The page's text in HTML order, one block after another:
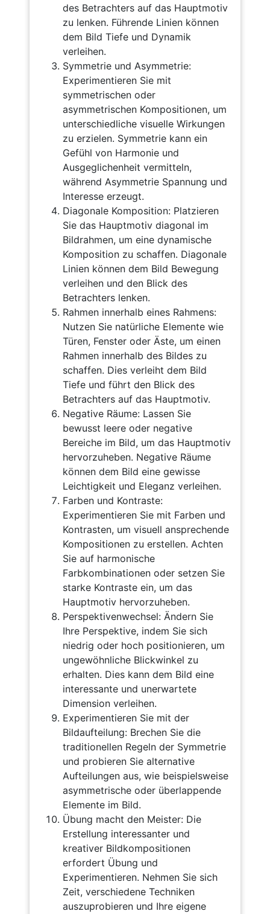
des Betrachters auf das Hauptmotiv
zu lenken. Führende Linien können
dem Bild Tiefe und Dynamik
verleihen.
Symmetrie und Asymmetrie:
Experimentieren Sie mit
symmetrischen oder
asymmetrischen Kompositionen, um
unterschiedliche visuelle Wirkungen
zu erzielen. Symmetrie kann ein
Gefühl von Harmonie und
Ausgeglichenheit vermitteln,
während Asymmetrie Spannung und
Interesse erzeugt.
Diagonale Komposition: Platzieren
Sie das Hauptmotiv diagonal im
Bildrahmen, um eine dynamische
Komposition zu schaffen. Diagonale
Linien können dem Bild Bewegung
verleihen und den Blick des
Betrachters lenken.
Rahmen innerhalb eines Rahmens:
Nutzen Sie natürliche Elemente wie
Türen, Fenster oder Äste, um einen
Rahmen innerhalb des Bildes zu
schaffen. Dies verleiht dem Bild
Tiefe und führt den Blick des
Betrachters auf das Hauptmotiv.
Negative Räume: Lassen Sie
bewusst leere oder negative
Bereiche im Bild, um das Hauptmotiv
hervorzuheben. Negative Räume
können dem Bild eine gewisse
Leichtigkeit und Eleganz verleihen.
Farben und Kontraste:
Experimentieren Sie mit Farben und
Kontrasten, um visuell ansprechende
Kompositionen zu erstellen. Achten
Sie auf harmonische
Farbkombinationen oder setzen Sie
starke Kontraste ein, um das
Hauptmotiv hervorzuheben.
Perspektivenwechsel: Ändern Sie
Ihre Perspektive, indem Sie sich
niedrig oder hoch positionieren, um
ungewöhnliche Blickwinkel zu
erhalten. Dies kann dem Bild eine
interessante und unerwartete
Dimension verleihen.
Experimentieren Sie mit der
Bildaufteilung: Brechen Sie die
traditionellen Regeln der Symmetrie
und probieren Sie alternative
Aufteilungen aus, wie beispielsweise
asymmetrische oder überlappende
Elemente im Bild.
Übung macht den Meister: Die
Erstellung interessanter und
kreativer Bildkompositionen
erfordert Übung und
Experimentieren. Nehmen Sie sich
Zeit, verschiedene Techniken
auszuprobieren und Ihre eigene